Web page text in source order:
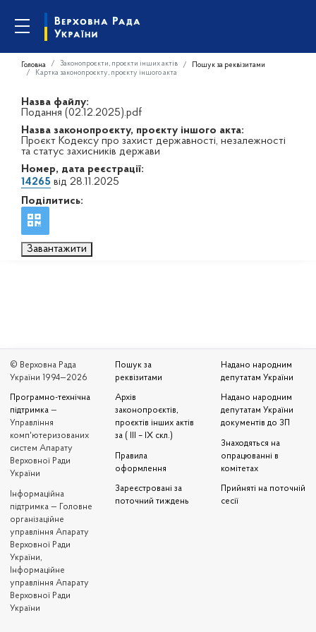
Головна Законопроєкти, проєкти інших актів
Пошук за реквізитами
Картка законопроєкту, проєкту іншого акта
Назва файлу:
Подання (02.12.2025).pdf
Назва законопроєкту, проєкту іншого акта:
Проєкт Кодексу про захист державності, незалежності
та статус захисників держави
Номер, дата реєстрації:
14265 від 28.11.2025
Поділитись:
Завантажити
© Верховна Рада
України 1994—2026
Програмно-технічна
підтримка —
Управління
комп'ютеризованих
систем Апарату
Верховної Ради
України
Iнформаційна
підтримка — Головне
організаційне
управління Апарату
Верховної Ради
України,
Інформаційне
управління Апарату
Верховної Ради
України
Пошук за
реквізитами
Архів
законопроєктів,
проєктів інших актів
за ( III – IX скл.)
Правила
оформлення
Зареєстровані за
поточний тиждень
Надано народним
депутатам України
Надано народним
депутатам України
документів до ЗП
Знаходяться на
опрацюванні в
комітетах
Прийняті на поточній
сесії